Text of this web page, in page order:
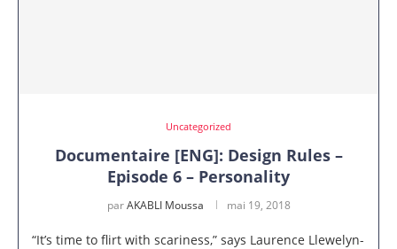
Uncategorized
Documentaire [ENG]: Design Rules –
Episode 6 – Personality
parAKABLI Moussa mai 19, 2018
“It’s time to flirt with scariness,” says Laurence Llewelyn-